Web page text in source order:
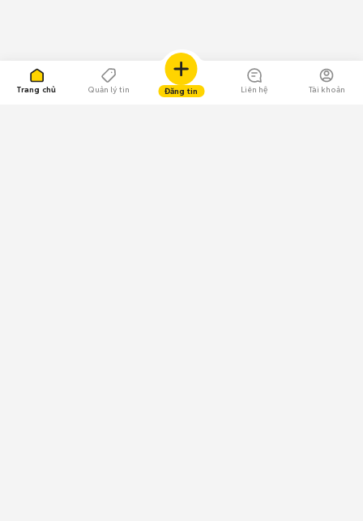
Trang chủ Quản lý tin Đăng tin Liên hệ Tài khoản